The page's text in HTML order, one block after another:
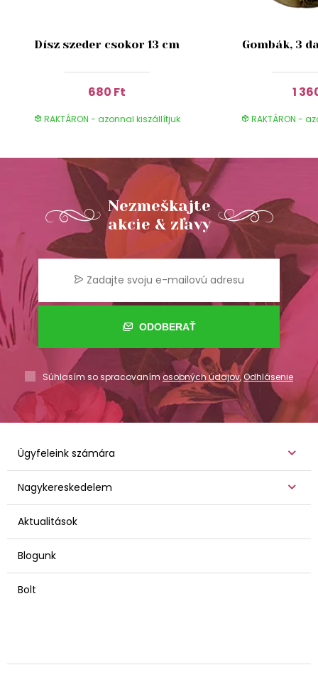
Dísz szeder csokor 13 cm
680 Ft
RAKTÁRON - azonnal kiszállítjuk
Gombák, 3
1
RAKTÁRON -
Nezmeškajte
akcie & zľavy
ODOBERAŤ
Súhlasím so spracovaním osobných údajov,Odhlásenie
Ügyfeleink számára
Nagykereskedelem
Aktualitások
Blogunk
Bolt